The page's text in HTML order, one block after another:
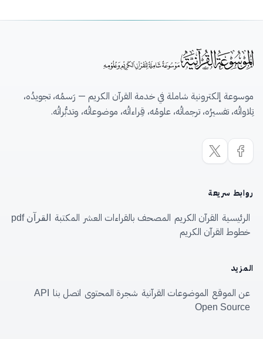
موسوعة إلكترونية شاملة في خدمة القرآن الكريم — رَسمُه، تجويدُه،
تِلاواتُه، تفسيرُه، ترجماتُه، علومُه، قِراءاتُه، موضوعاتُه، وتدبُّراتُه.
روابط سريعة
الرئيسية القرآن الكريم المصحف بالقراءات العشر المكتبة القرآن pdf
خطوط القرآن الكريم
المزيد
عن الموقع الموضوعات القرآنية شجرة المحتوى اتصل بنا
API
Open Source